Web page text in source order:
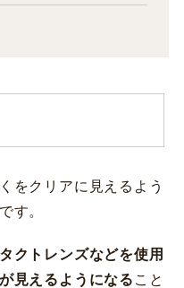
をクリアに見えるよう
す。
クトレンズなどを使用
見えるようになる こと